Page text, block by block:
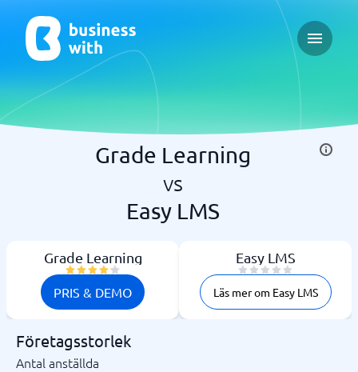
Open
Grade Learning
vs
Easy LMS
Grade Learning
PRIS & DEMO
Easy LMS
Läs mer om Easy LMS
Företagsstorlek
Antal anställda